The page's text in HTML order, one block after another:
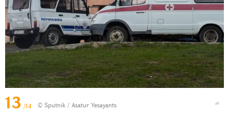
13 /14 © Sputnik / Asatur Yesayants